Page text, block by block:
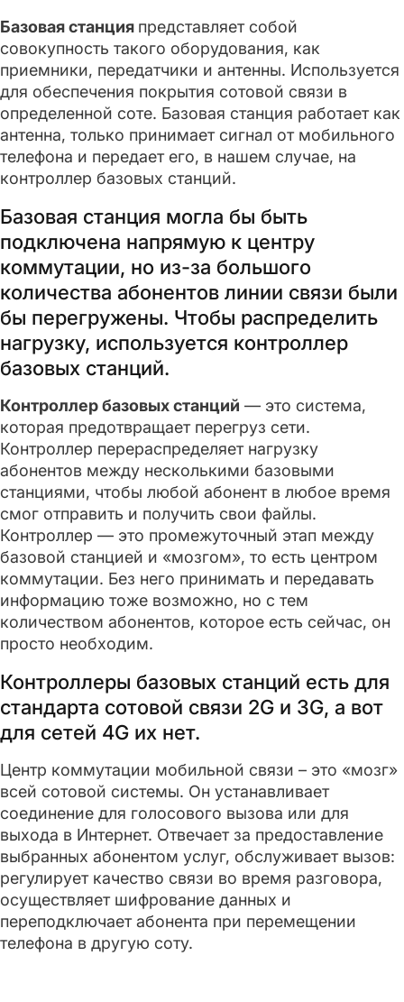
Базовая станция представляет собой
совокупность такого оборудования, как
приемники, передатчики и антенны. Используется
для обеспечения покрытия сотовой связи в
определенной соте. Базовая станция работает как
антенна, только принимает сигнал от мобильного
телефона и передает его, в нашем случае, на
контроллер базовых станций.
Базовая станция могла бы быть
подключена напрямую к центру
коммутации, но из-за большого
количества абонентов линии связи были
бы перегружены. Чтобы распределить
нагрузку, используется контроллер
базовых станций.
Контроллер базовых станций — это система,
которая предотвращает перегруз сети.
Контроллер перераспределяет нагрузку
абонентов между несколькими базовыми
станциями, чтобы любой абонент в любое время
смог отправить и получить свои файлы.
Контроллер — это промежуточный этап между
базовой станцией и «мозгом», то есть центром
коммутации. Без него принимать и передавать
информацию тоже возможно, но с тем
количеством абонентов, которое есть сейчас, он
просто необходим.
Контроллеры базовых станций есть для
стандарта сотовой связи 2G и 3G, а вот
для сетей 4G их нет.
Центр коммутации мобильной связи – это «мозг»
всей сотовой системы. Он устанавливает
соединение для голосового вызова или для
выхода в Интернет. Отвечает за предоставление
выбранных абонентом услуг, обслуживает вызов:
регулирует качество связи во время разговора,
осуществляет шифрование данных и
переподключает абонента при перемещении
телефона в другую соту.